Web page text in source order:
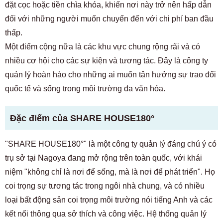
đặt cọc hoặc tiền chìa khóa, khiến nơi này trở nên hấp dẫn
đối với những người muốn chuyển đến với chi phí ban đầu
thấp.
Một điểm cộng nữa là các khu vực chung rộng rãi và có
nhiều cơ hội cho các sự kiện và tương tác. Đây là công ty
quản lý hoàn hảo cho những ai muốn tận hưởng sự trao đổi
quốc tế và sống trong môi trường đa văn hóa.
Đặc điểm của SHARE HOUSE180°
"SHARE HOUSE180°" là một công ty quản lý đáng chú ý có
trụ sở tại Nagoya đang mở rộng trên toàn quốc, với khái
niệm "không chỉ là nơi để sống, mà là nơi để phát triển". Họ
coi trọng sự tương tác trong ngôi nhà chung, và có nhiều
loại bất động sản coi trọng môi trường nói tiếng Anh và các
kết nối thông qua sở thích và công việc. Hệ thống quản lý